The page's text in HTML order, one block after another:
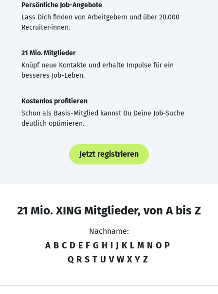
Persönliche Job-Angebote
Lass Dich finden von Arbeitgebern und über 20.000
Recruiter·innen.
21 Mio. Mitglieder
Knüpf neue Kontakte und erhalte Impulse für ein
besseres Job-Leben.
Kostenlos profitieren
Schon als Basis-Mitglied kannst Du Deine Job-Suche
deutlich optimieren.
Jetzt registrieren
21 Mio. XING Mitglieder, von A bis Z
Nachname:
A B C D E F G H I J K L M N O P
Q R S T U V W X Y Z